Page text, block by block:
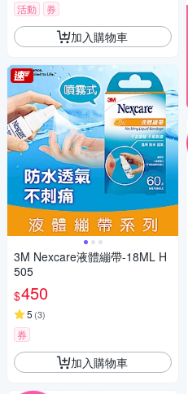
活動 券
加入購物車
3M Nexcare液體繃帶-18ML H
505
$450
5 (3)
券
加入購物車